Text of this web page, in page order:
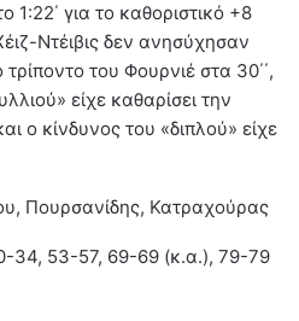
1:22΄ για το καθοριστικό +8
Ντέιβις δεν ανησύχησαν
του Φουρνιέ στα 30΄΄,
είχε καθαρίσει την
ο κίνδυνος του «διπλού» είχε
Πουρσανίδης, Κατραχούρας
34, 53-57, 69-69 (κ.α.), 79-79